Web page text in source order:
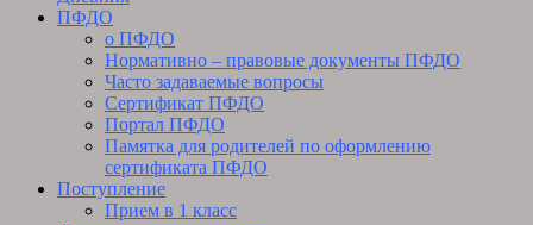
ПФДО
о ПФДО
Нормативно – правовые документы ПФДО
Часто задаваемые вопросы
Сертификат ПФДО
Портал ПФДО
Памятка для родителей по оформлению
сертификата ПФДО
Поступление
Прием в 1 класс